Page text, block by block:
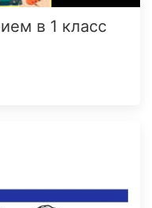
в 1 класс